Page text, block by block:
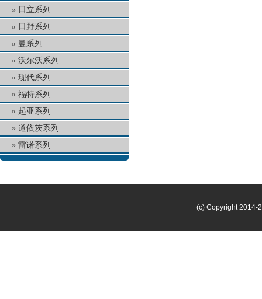
日立系列
日野系列
曼系列
沃尔沃系列
现代系列
福特系列
起亚系列
道依茨系列
雷诺系列
(c) Copyright 2014-